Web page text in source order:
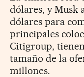
dólares, y Musk
dólares para
principales
Citigroup,
tamaño de la
millones.